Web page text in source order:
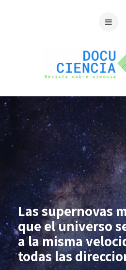
Las supernovas
que el universo
a la misma
todas las